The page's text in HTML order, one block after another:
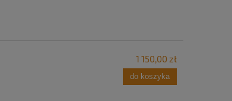
1 150,00 zł
do koszyka